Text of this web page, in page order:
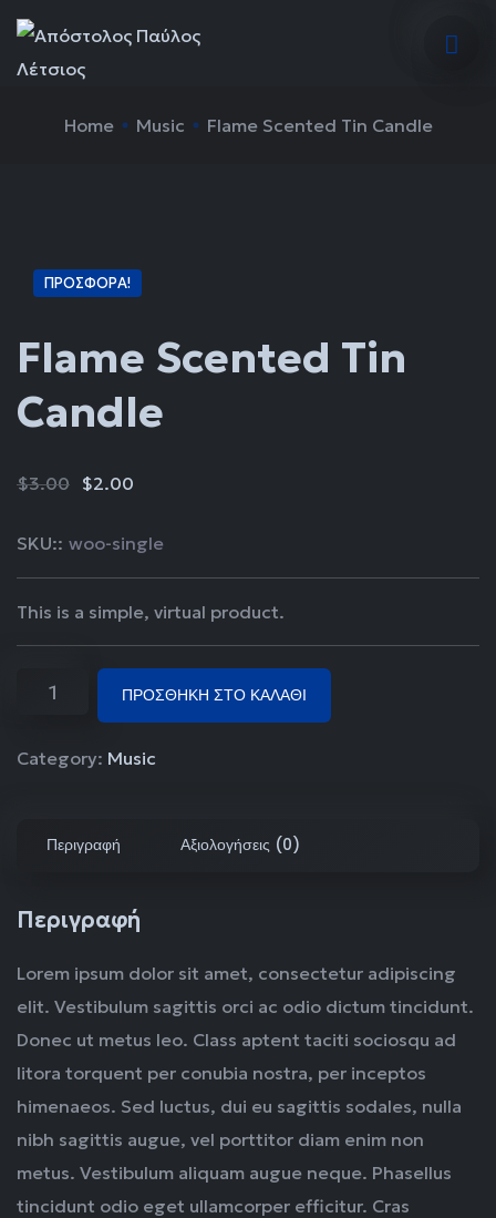
Home Music Flame Scented Tin Candle
ΠΡΟΣΦΟΡΆ!
Flame Scented Tin
Candle
$3.00 $2.00
SKU:: woo-single
This is a simple, virtual product.
ΠΡΟΣΘΉΚΗ ΣΤΟ ΚΑΛΆΘΙ
Category: Music
Περιγραφή Αξιολογήσεις (0)
Περιγραφή
Lorem ipsum dolor sit amet, consectetur adipiscing
elit. Vestibulum sagittis orci ac odio dictum tincidunt.
Donec ut metus leo. Class aptent taciti sociosqu ad
litora torquent per conubia nostra, per inceptos
himenaeos. Sed luctus, dui eu sagittis sodales, nulla
nibh sagittis augue, vel porttitor diam enim non
metus. Vestibulum aliquam augue neque. Phasellus
tincidunt odio eget ullamcorper efficitur. Cras